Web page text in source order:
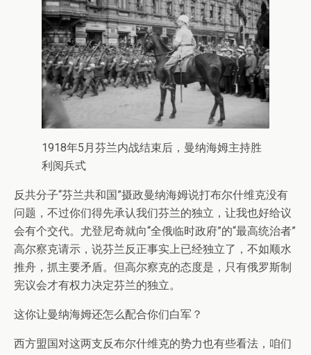
1918年5月芬兰内战结束后，曼纳海姆主持胜
利阅兵式
反共分子“芬兰共和国”摄政曼纳海姆说打布尔什维克没有
问题，不过你们得先承认我们芬兰的独立，让我也好给议
会有个交代。尤登尼奇就向“全俄临时政府”的“最高统治者”
高尔察克请示，说芬兰反正事实上已经独立了，不如顺水
推舟，抓主要矛盾。但高尔察克的态度是，只有俄罗斯制
宪议会才有权力决定芬兰的独立。
这你让曼纳海姆还怎么配合你们白军？
西方盟国对这两支反布尔什维克的势力也有些看法，咱们